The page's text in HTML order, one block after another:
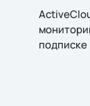
подписке